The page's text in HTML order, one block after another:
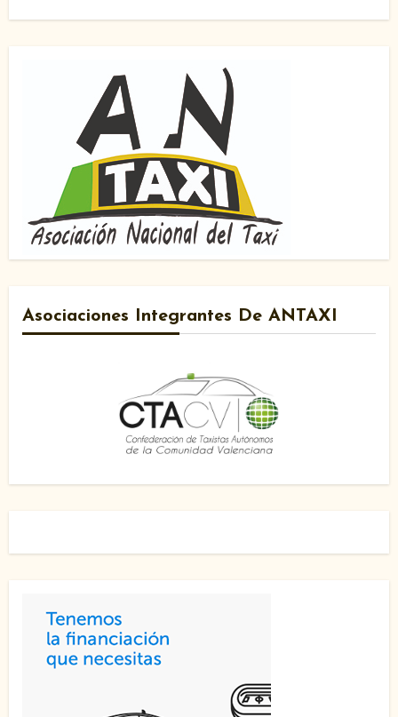
Asociaciones Integrantes De ANTAXI